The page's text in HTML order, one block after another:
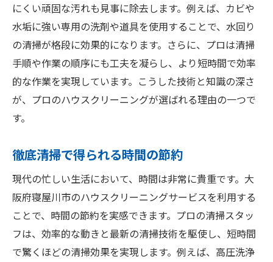
にくい頑固な汚れも見事に除去します。例えば、カビや
水垢に強い専用の洗剤や道具を使用することで、水回り
の清掃が格段に効果的になります。さらに、プロは清掃
手順や作業の順序にも工夫を凝らし、より短時間で効率
的な作業を実現しています。こうした技術と知識の深さ
が、プロのハウスクリーニングが選ばれる理由の一つで
す。
徹底清掃で得られる時間の節約
現代の忙しい生活において、時間は非常に貴重です。大
阪府寝屋川市のハウスクリーニングサービスを利用する
ことで、時間の節約を実感できます。プロの清掃スタッ
フは、効率的な動きと最新の清掃技術を駆使し、短時間
で驚くほどの清掃効果を実現します。例えば、高圧洗浄